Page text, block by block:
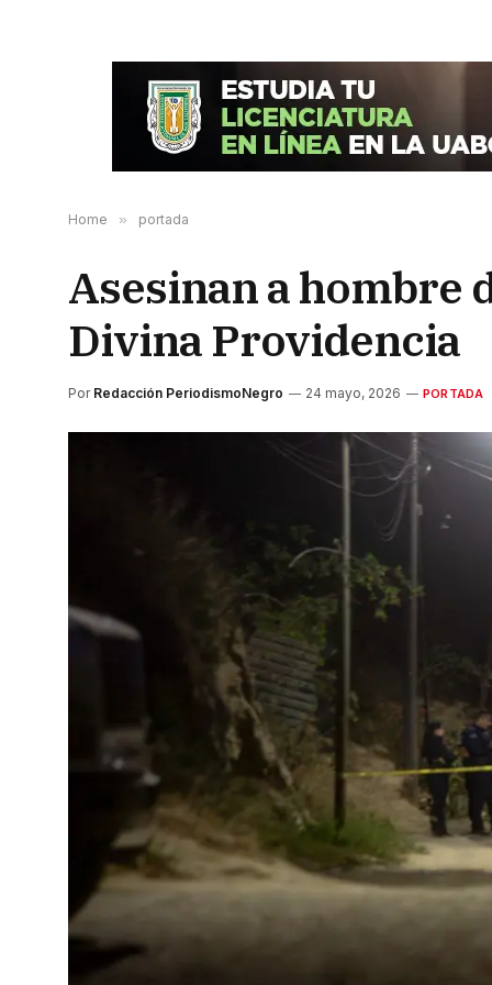
Home » portada
Asesinan a hombre
Divina Providencia
Por Redacción PeriodismoNegro 24 mayo, 2026 PORTADA